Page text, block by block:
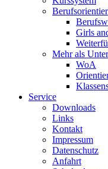
Girls
Mehr als
WoA
Service
Downloads
Links
Kontakt
Impressum
Datenschutz
Anfahrt